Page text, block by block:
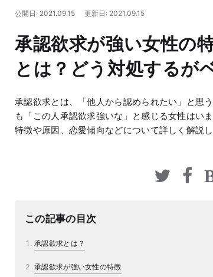
公開日: 2021.09.15 更新日: 2021.09.15
承認欲求が強い女性の
とは？どう対処するが
承認欲求とは、「他人から認められたい」と思
も「この人承認欲求強いな」と感じる女性はい
特徴や原因、恋愛傾向などについて詳しく解説し
この記事の目次
承認欲求とは？
承認欲求が強い女性の特徴